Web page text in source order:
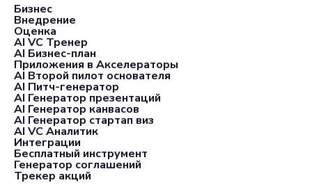
Бизнес
Внедрение
Оценка
AI VC Тренер
AI Бизнес-план
Приложения в Акселераторы
AI Второй пилот основателя
AI Питч-генератор
AI Генератор презентаций
AI Генератор канвасов
AI Генератор стартап виз
AI VC Аналитик
Интеграции
Бесплатный инструмент
Генератор соглашений
Трекер акций